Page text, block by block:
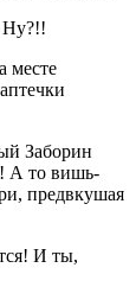
Ну?!!
месте
Заборин
А то вишь-
предвкушая
И ты,